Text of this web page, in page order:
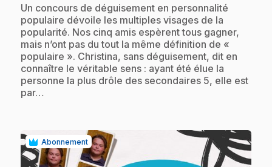
.Un concours de déguisement en personnalité
populaire dévoile les multiples visages de la
popularité. Nos cinq amis espèrent tous gagner,
mais n’ont pas du tout la même définition de «
populaire ». Christina, sans déguisement, dit en
connaître le véritable sens : ayant été élue la
personne la plus drôle des secondaires 5, elle est
par…
Abonnement